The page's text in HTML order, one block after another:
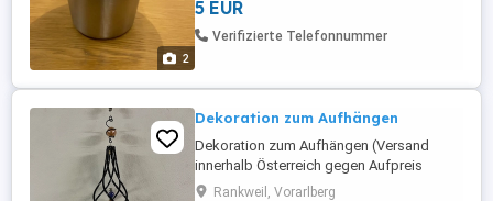
2
5 EUR
Verifizierte Telefonnummer
Dekoration zum Aufhängen
Dekoration zum Aufhängen (Versand
innerhalb Österreich gegen Aufpreis
möglich)
Rankweil, Vorarlberg